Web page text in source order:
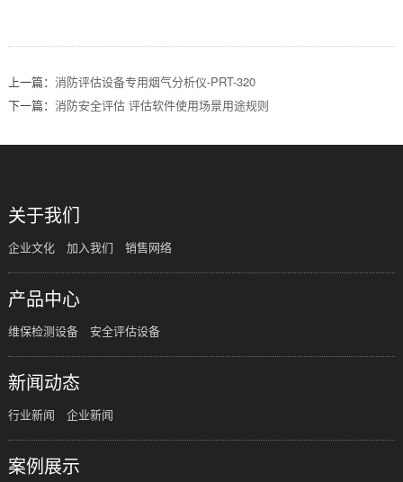
上一篇： 消防评估设备专用烟气分析仪-PRT-320
下一篇： 消防安全评估 评估软件使用场景用途规则
关于我们
企业文化 加入我们 销售网络
产品中心
维保检测设备 安全评估设备
新闻动态
行业新闻 企业新闻
案例展示